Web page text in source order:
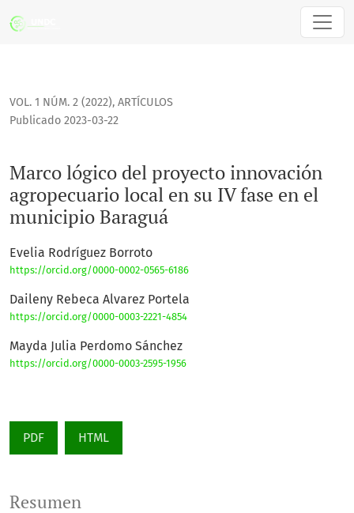
Marco lógico del proyecto innovación agropecuario local
VOL. 1 NÚM. 2 (2022), ARTÍCULOS
Marco lógico del proyecto innovación
agropecuario local en su IV fase en el
municipio Baraguá
Publicado 2023-03-22
Evelia Rodríguez Borroto
https://orcid.org/0000-0002-0565-6186
Daileny Rebeca Alvarez Portela
https://orcid.org/0000-0003-2221-4854
Mayda Julia Perdomo Sánchez
https://orcid.org/0000-0003-2595-1956
PDF HTML
Resumen